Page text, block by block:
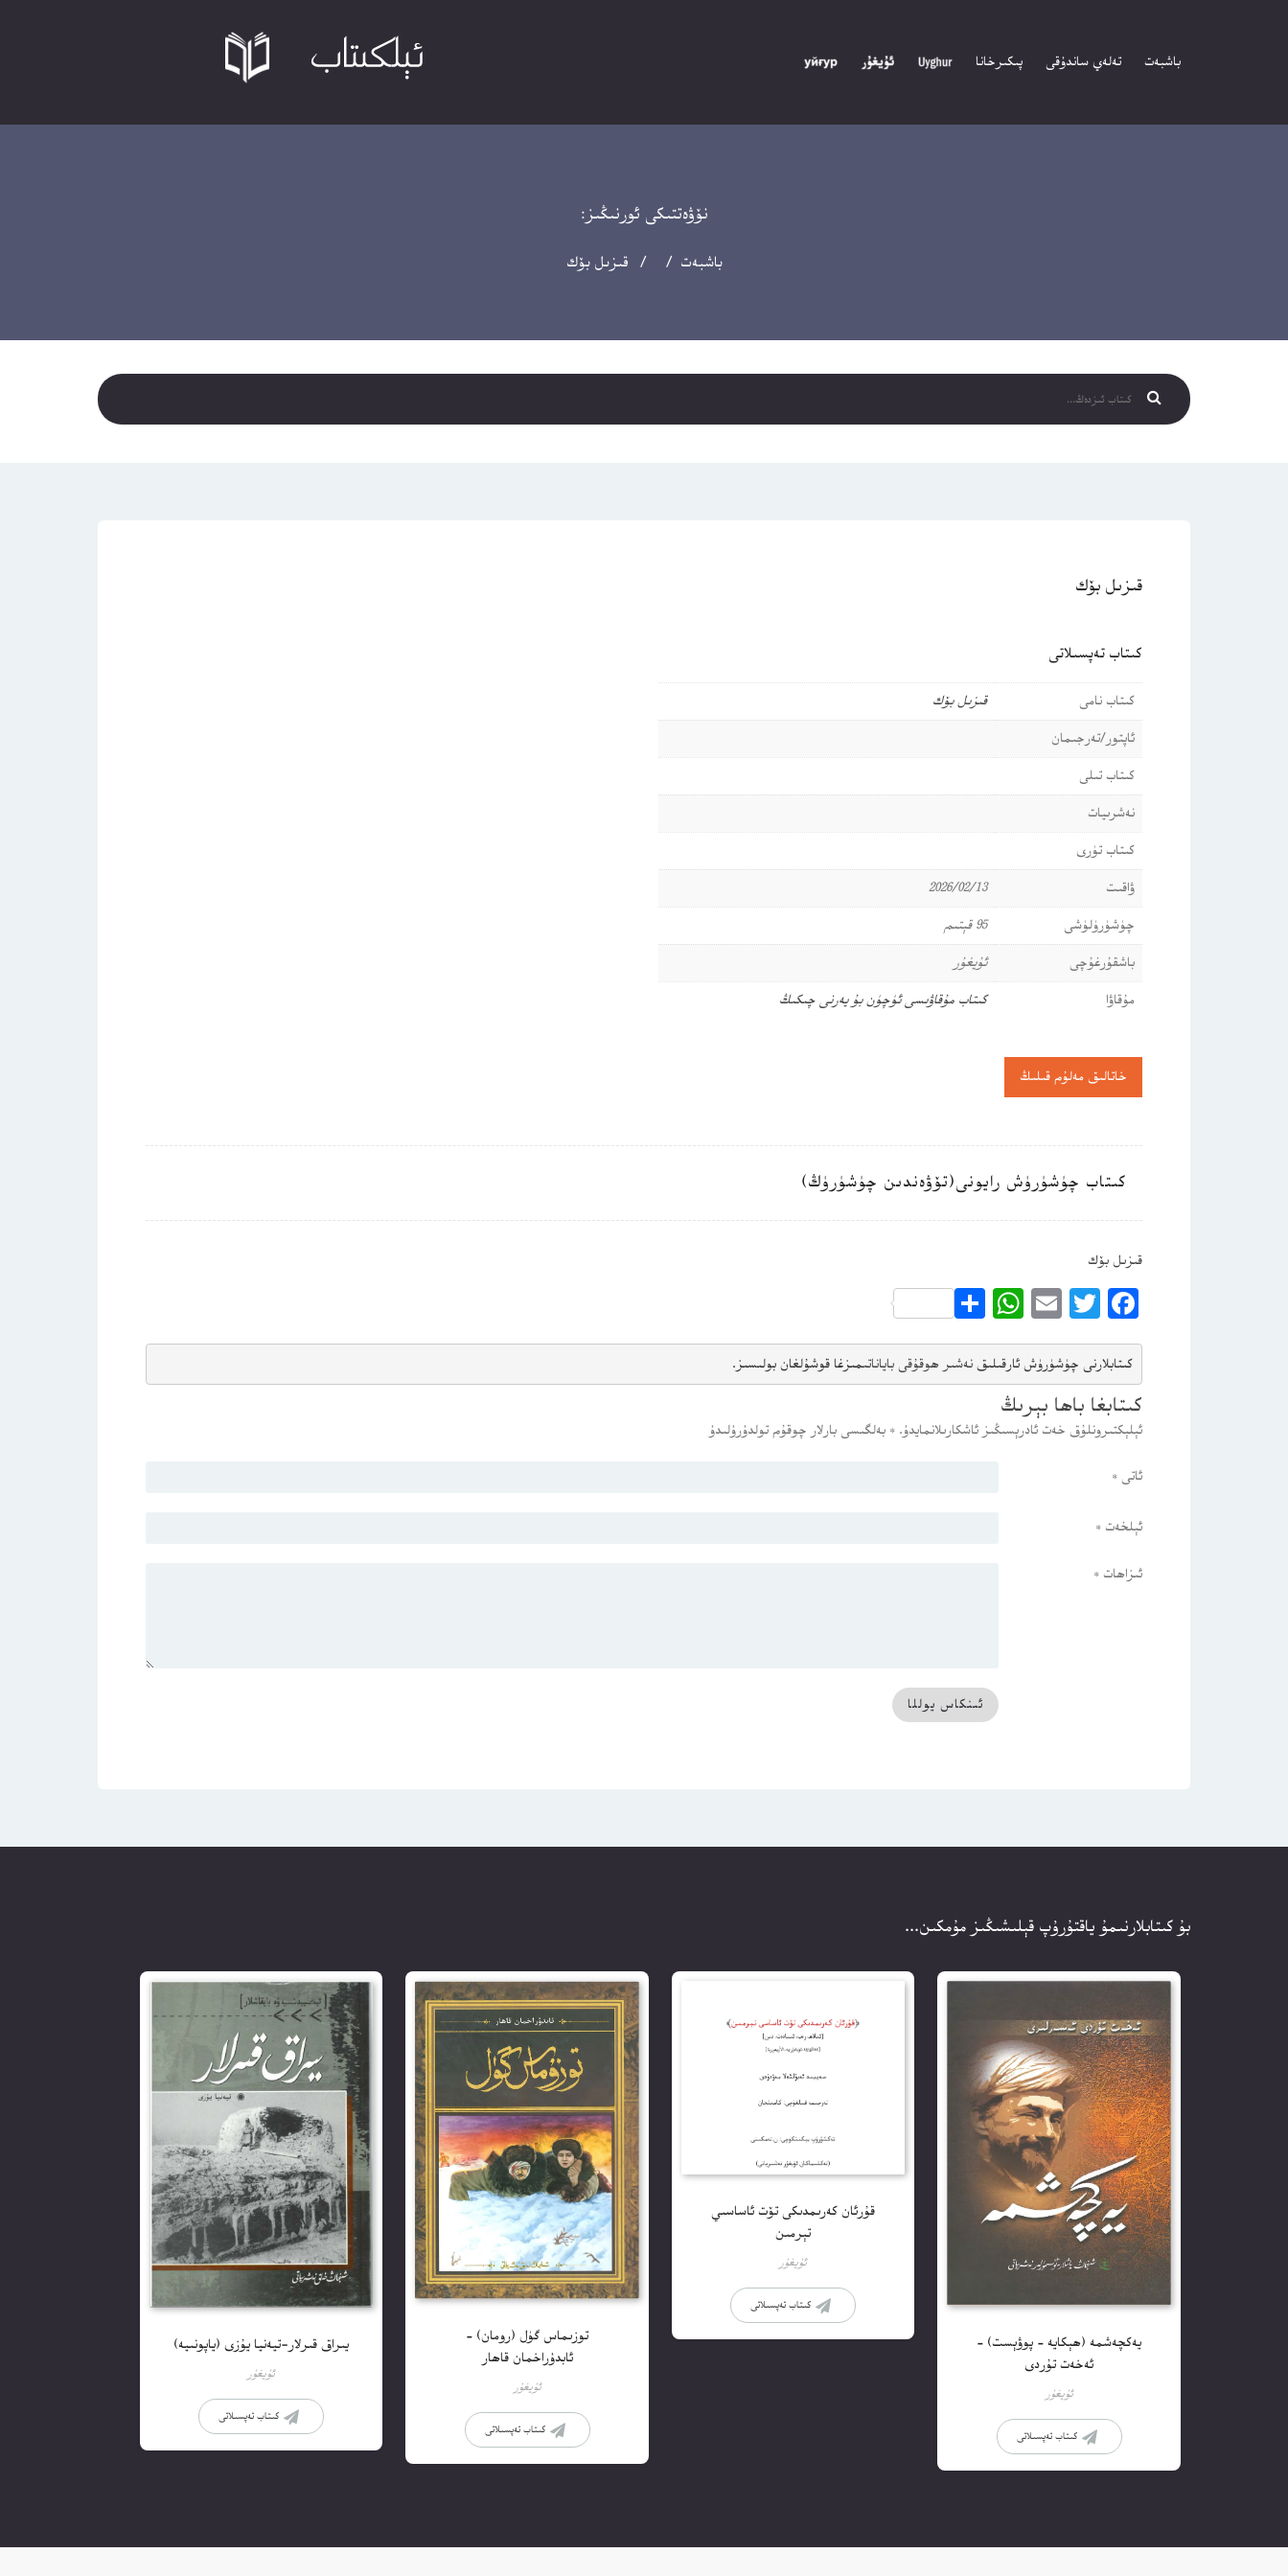
باشبەت تەلەي ساندۇقى پىكىرخانا
نۆۋەتتىكى ئورنىڭىز:
باشبەت / / قىزىل بۆك
قىزىل بۆك
كىتاب تەپسىلاتى
كىتاب نامى
قىزىل بۆك
ئاپتور/تەرجىمان
كىتاب تىلى
نەشرىيات
كىتاب تۈرى
ۋاقىت
2026/02/13
چۈشۈرۈلۈشى
95 قېتىم
باشقۇرغۇچى
ئۇيغۇر
مۇقاۋا
كىتاب مۇقاۋىسى ئۈچۈن بۇ يەرنى چىكىڭ
خاتالىق مەلۇم قىلىڭ
كىتاب چۈشۈرۈش رايونى(تۆۋەندىن چۈشۈرۈڭ)
قىزىل بۆك
Facebook
Twitter
Email
WhatsApp
Share
كىتابلارنى چۈشۈرۈش ئارقىلىق نەشىر ھوقۇقى باياناتىمىزغا قوشۇلغان بولىسىز.
كىتابغا باھا بېرىڭ
ئېلېكتىرونلۇق خەت ئادرېسىڭىز ئاشكارىلانمايدۇ. * بەلگىسى بارلار چوقۇم تولدۇرۇلىدۇ
ئاتى *
ئېلخەت *
ئىزاھات *
بۇ كىتابلارنىمۇ ياقتۇرۇپ قېلىشىڭىز مۇمكىن...
يەكچەشمە (ھېكايە – پوۋېست) –
ئەخەت تۇردى
ئۇيغۇر
كىتاب تەپسىلاتى
قۇرئان كەرىمدىكى تۆت ئاساسىي
تېرمىن
ئۇيغۇر
كىتاب تەپسىلاتى
توزىماس گۈل (رومان) –
ئابدۇراخمان قاھار
ئۇيغۇر
كىتاب تەپسىلاتى
يىراق قىرلار-تيەنيا يۇزى (ياپونىيە)
ئۇيغۇر
كىتاب تەپسىلاتى